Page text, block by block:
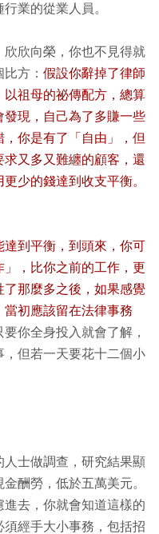
業的從業人員。
欣向榮，你也不見得就
方： 假設你辭掉了律師
祖母的祕傳配方，總算
現，自己為了多賺一些
你是有了「自由」，但
又多又難纏的顧客，還
少的錢達到收支平衡。
到平衡，到頭來，你可
，比你之前的工作，更
那麼多之後，如果感覺
初應該留在法律事務
要你全身投入就會了解，
但若一天要花十二個小
士做調查，研究結果顯
酬勞，低於五萬美元。
去，你就會知道這樣的
經手大小事務，包括招